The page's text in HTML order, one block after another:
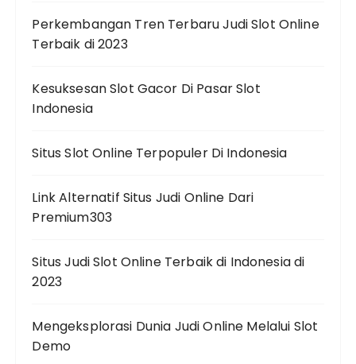
Perkembangan Tren Terbaru Judi Slot Online
Terbaik di 2023
Kesuksesan Slot Gacor Di Pasar Slot
Indonesia
Situs Slot Online Terpopuler Di Indonesia
Link Alternatif Situs Judi Online Dari
Premium303
Situs Judi Slot Online Terbaik di Indonesia di
2023
Mengeksplorasi Dunia Judi Online Melalui Slot
Demo